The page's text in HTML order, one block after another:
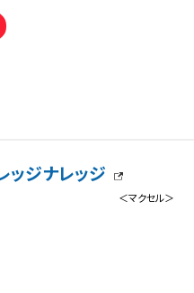
いく「日曜大学 supported by 日
ソナリティである
しさをラジオという
ジナレッジ
＜マクセル＞